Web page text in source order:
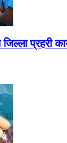
प्रहरी